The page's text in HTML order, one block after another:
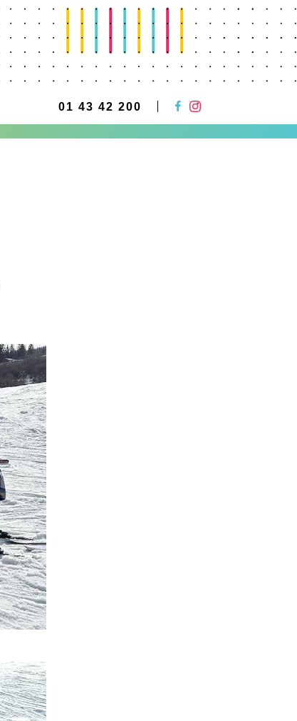
01 43 42 200